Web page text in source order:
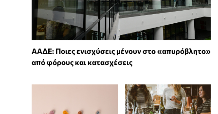
ΑΑΔΕ: Ποιες ενισχύσεις μένουν στο «απυρόβλητο»
από φόρους και κατασχέσεις